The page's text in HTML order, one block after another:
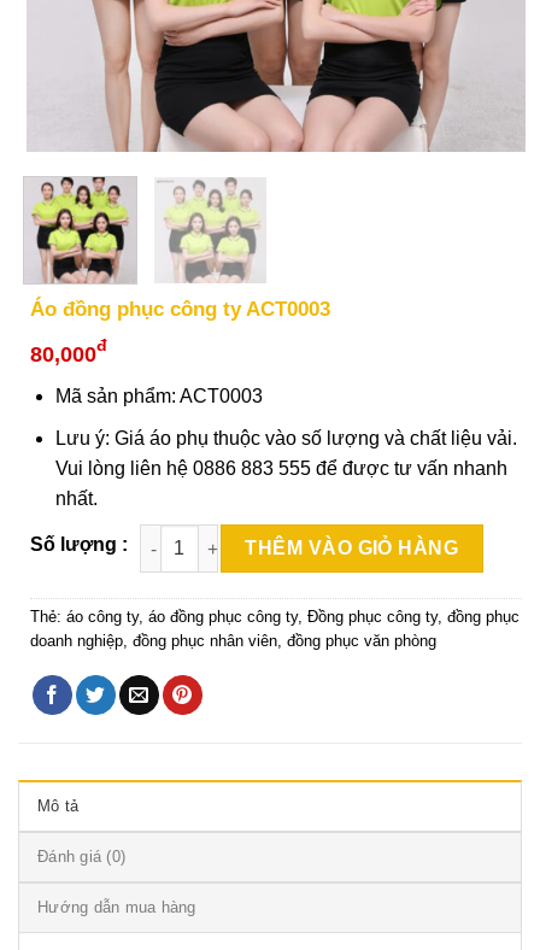
Áo đồng phục công ty ACT0003
80,000đ
Mã sản phẩm: ACT0003
Lưu ý: Giá áo phụ thuộc vào số lượng và chất liệu vải.
Vui lòng liên hệ 0886 883 555 để được tư vấn nhanh
nhất.
THÊM VÀO GIỎ HÀNG
Thẻ: áo công ty, áo đồng phục công ty, Đồng phục công ty, đồng phục
doanh nghiệp, đồng phục nhân viên, đồng phục văn phòng
Mô tả
Đánh giá (0)
Hướng dẫn mua hàng